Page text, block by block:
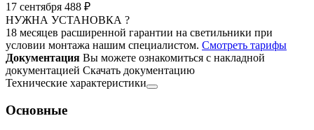
17 сентября 488 ₽
НУЖНА УСТАНОВКА ?
18 месяцев расширенной гарантии на светильники при
условии монтажа нашим специалистом. Смотреть тарифы
Документация Вы можете ознакомиться с накладной
документацией Скачать документацию
Технические характеристики
Основные